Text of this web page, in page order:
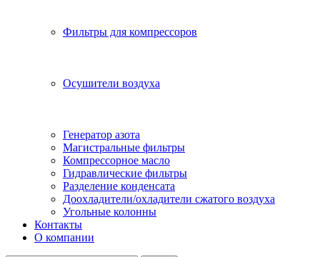
Фильтры для компрессоров
Осушители воздуха
Генератор азота
Магистральные фильтры
Компрессорное масло
Гидравлические фильтры
Разделение конденсата
Доохладители/охладители сжатого воздуха
Угольные колонны
Контакты
О компании